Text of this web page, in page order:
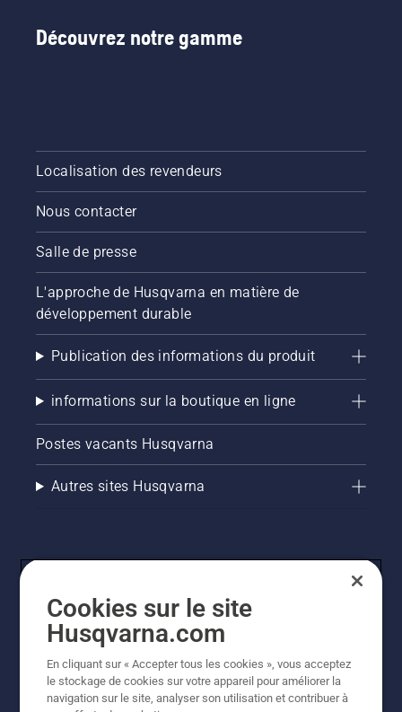
Découvrez notre gamme
Localisation des revendeurs
Nous contacter
Salle de presse
L'approche de Husqvarna en matière de
développement durable
Publication des informations du produit
informations sur la boutique en ligne
Postes vacants Husqvarna
Autres sites Husqvarna
© Husqvarna AB (publ). Tous droits réservés. Les prix
indiqués sont des prix de vente conseillés. Tous les prix
Cookies sur le site
Husqvarna.com
En cliquant sur « Accepter tous les cookies », vous acceptez
le stockage de cookies sur votre appareil pour améliorer la
navigation sur le site, analyser son utilisation et contribuer à